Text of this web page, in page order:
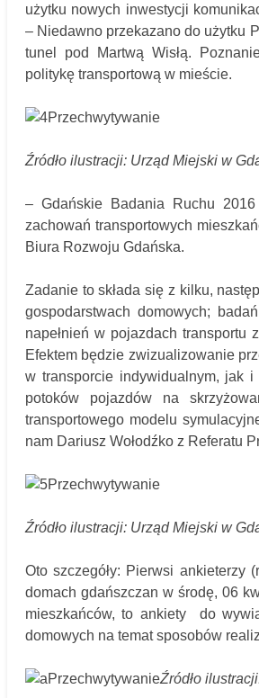
użytku nowych inwestycji
– Niedawno przekazano do użytku
tunel pod Martwą Wisłą.
politykę transportową w mieście.
Źródło ilustracji: Urząd Miejski w
– Gdańskie Badania Ruchu
zachowań transportowych
Biura Rozwoju Gdańska.
Zadanie to składa się z kilku,
gospodarstwach domowych;
napełnień w pojazdach transportu
Efektem będzie zwizualizowanie
w transporcie indywidualnym, jak i
potoków pojazdów na
transportowego modelu
nam Dariusz Wołodźko z Referatu
Źródło ilustracji: Urząd Miejski w
Oto szczegóły: Pierwsi ankieterzy
domach gdańszczan w środę, 06
mieszkańców, to ankiety do
domowych na temat sposobów
Źródło